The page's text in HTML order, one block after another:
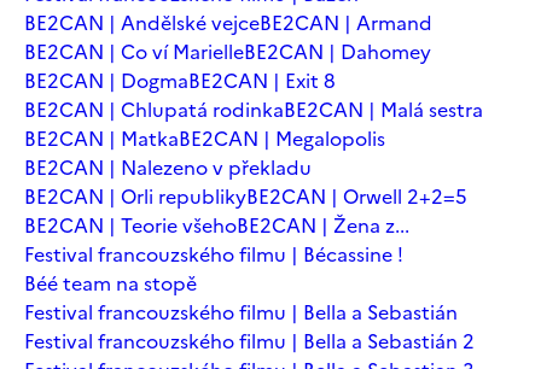
BE2CAN | Andělské vejceBE2CAN | Armand
BE2CAN | Co ví MarielleBE2CAN | Dahomey
BE2CAN | DogmaBE2CAN | Exit 8
BE2CAN | Chlupatá rodinkaBE2CAN | Malá sestra
BE2CAN | MatkaBE2CAN | Megalopolis
BE2CAN | Nalezeno v překladu
BE2CAN | Orli republikyBE2CAN | Orwell 2+2=5
BE2CAN | Teorie všehoBE2CAN | Žena z...
Festival francouzského filmu | Bécassine !
Béé team na stopě
Festival francouzského filmu | Bella a Sebastián
Festival francouzského filmu | Bella a Sebastián 2